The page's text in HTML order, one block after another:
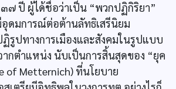
๗ ปี ผู้ได้ชื่อว่าเป็น “พวกปฏิกิริยา”
ดมการณ์ต่อต้านลัทธิเสรีนิยม
รูปทางการเมืองและสังคมในรูปแบบ
ากตำแหน่ง นับเป็นการสิ้นสุดของ “ยุค
of Metternich) ที่นโยบาย